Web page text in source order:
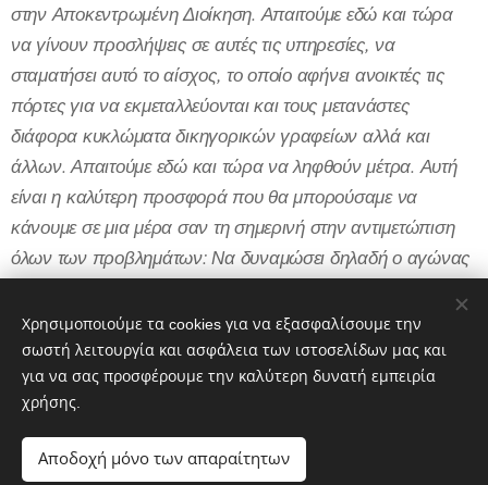
στην Αποκεντρωμένη Διοίκηση. Απαιτούμε εδώ και τώρα
να γίνουν προσλήψεις σε αυτές τις υπηρεσίες, να
σταματήσει αυτό το αίσχος, το οποίο αφήνει ανοικτές τις
πόρτες για να εκμεταλλεύονται και τους μετανάστες
διάφορα κυκλώματα δικηγορικών γραφείων αλλά και
άλλων. Απαιτούμε εδώ και τώρα να ληφθούν μέτρα. Αυτή
είναι η καλύτερη προσφορά που θα μπορούσαμε να
κάνουμε σε μια μέρα σαν τη σημερινή στην αντιμετώπιση
όλων των προβλημάτων: Να δυναμώσει δηλαδή ο αγώνας
εργαζομένων απέναντι σε αυτή τη βάρβαρη πολιτική που
αντιμετωπίζουμε».
Χρησιμοποιούμε τα cookies για να εξασφαλίσουμε την
σωστή λειτουργία και ασφάλεια των ιστοσελίδων μας και
για να σας προσφέρουμε την καλύτερη δυνατή εμπειρία
χρήσης.
Αποδοχή μόνο των απαραίτητων